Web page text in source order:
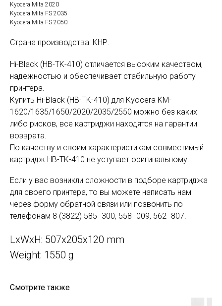
Kyocera Mita 2020
Kyocera Mita FS 2035
Kyocera Mita FS 2050
Страна производства: КНР.
Hi-Black (HB-TK-410) отличается высоким качеством,
надежностью и обеспечивает стабильную работу
принтера.
Купить Hi-Black (HB-TK-410) для Kyocera KM-
1620/1635/1650/2020/2035/2550 можно без каких
либо рисков, все картриджи находятся на гарантии
возврата.
По качеству и своим характеристикам совместимый
картридж HB-TK-410 не уступает оригинальному.
Если у вас возникли сложности в подборе картриджа
для своего принтера, то вы можете написать нам
через форму обратной связи или позвонить по
телефонам 8 (3822) 585−300, 558−009, 562−807.
LxWxH: 507x205x120 mm
Weight: 1550 g
Смотрите также